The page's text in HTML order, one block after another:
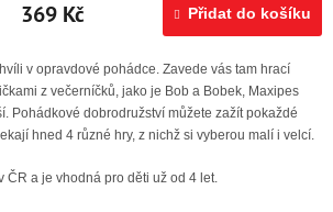
369 Kč Přidat do košíku
v opravdové pohádce. Zavede vás tam hrací
z večerníčků, jako je Bob a Bobek, Maxipes
Pohádkové dobrodružství můžete zažít pokaždé
hned 4 různé hry, z nichž si vyberou malí i velcí.
ČR a je vhodná pro děti už od 4 let.